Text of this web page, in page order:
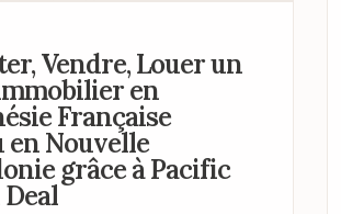
!
Vendre, Louer un
en
Française
Nouvelle
grâce à Pacific